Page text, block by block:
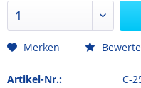
Merken
Artikel-Nr.:
C-